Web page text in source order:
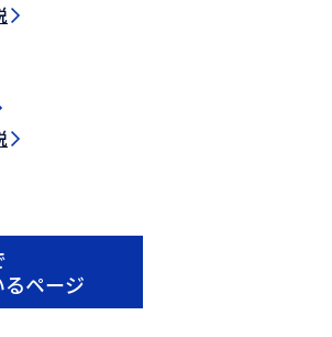
ページ